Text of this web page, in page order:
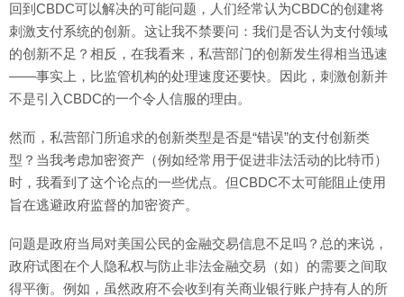
回到CBDC可以解决的可能问题，人们经常认为CBDC的创建将
刺激支付系统的创新。这让我不禁要问：我们是否认为支付领域
的创新不足？相反，在我看来，私营部门的创新发生得相当迅速
——事实上，比监管机构的处理速度还要快。因此，刺激创新并
不是引入CBDC的一个令人信服的理由。
然而，私营部门所追求的创新类型是否是“错误”的支付创新类
型？当我考虑加密资产（例如经常用于促进非法活动的比特币）
时，我看到了这个论点的一些优点。但CBDC不太可能阻止使用
旨在逃避政府监督的加密资产。
问题是政府当局对美国公民的金融交易信息不足吗？总的来说，
政府试图在个人隐私权与防止非法金融交易（如）的需要之间取
得平衡。例如，虽然政府不会收到有关商业银行账户持有人的所